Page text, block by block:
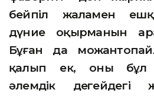
бейпіл жаламен
дүние оқырманын
Бұған да
қалып ек, оның бұл
әлемдік деңгейдегі